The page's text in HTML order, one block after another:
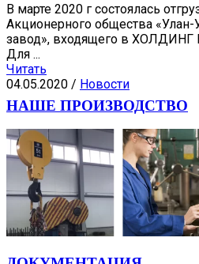
В марте 2020 г состоялась
Акционерного общества
завод», входящего в
Для ...
Читать
04.05.2020 / Новости
НАШЕ ПРОИЗВОДСТВО